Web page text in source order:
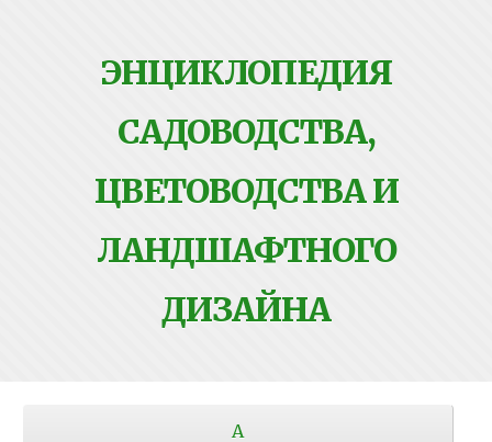
ЭНЦИКЛОПЕДИЯ
САДОВОДСТВА,
ЦВЕТОВОДСТВА И
ЛАНДШАФТНОГО
ДИЗАЙНА
А